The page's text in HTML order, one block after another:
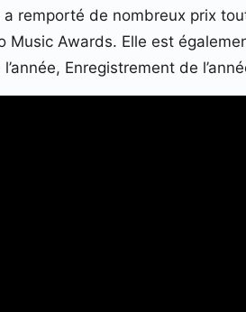
a remporté de nombreux prix
Music Awards. Elle est
Enregistrement de